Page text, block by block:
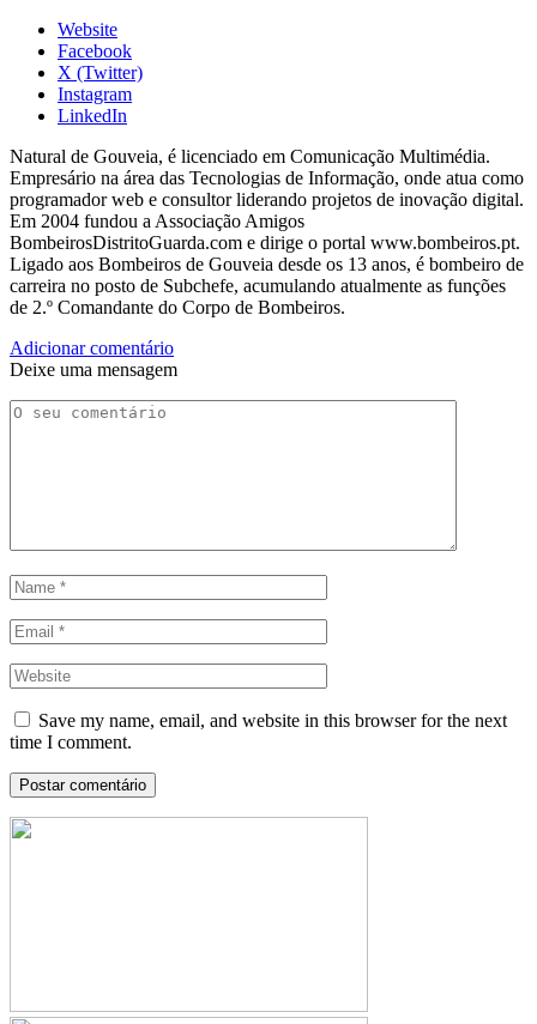
Website
Facebook
X (Twitter)
Instagram
LinkedIn
Natural de Gouveia, é licenciado em Comunicação Multimédia.
Empresário na área das Tecnologias de Informação, onde atua como
programador web e consultor liderando projetos de inovação digital.
Em 2004 fundou a Associação Amigos
BombeirosDistritoGuarda.com e dirige o portal www.bombeiros.pt.
Ligado aos Bombeiros de Gouveia desde os 13 anos, é bombeiro de
carreira no posto de Subchefe, acumulando atualmente as funções
de 2.º Comandante do Corpo de Bombeiros.
Adicionar comentário
Deixe uma mensagem
Save my name, email, and website in this browser for the next
time I comment.